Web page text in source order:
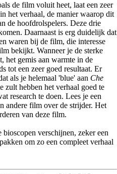
de film voluit heet, laat een zeer
het verhaal, de manier waarop dit
de hoofdrolspelers. Deze drie
Daarnaast is erg duidelijk dat
waren bij de film, die interesse
bekijkt. Wanneer je de sterke
het gemis aan warmte in de
tot een zeer goed resultaat. Er
als je helemaal 'blue' aan Che
hebben het verhaal goed te
research te doen. Lees je een
andere film over de strijder. Het
van deze film.
bioscopen verschijnen, zeker een
om zo een compleet verhaal